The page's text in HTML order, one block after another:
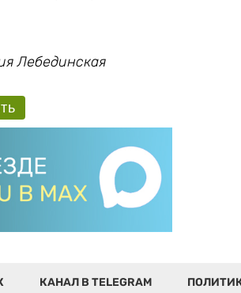
Лебединская
КАНАЛ В TELEGRAM